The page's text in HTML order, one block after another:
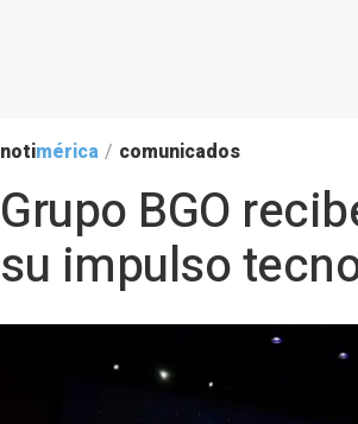
notimérica / comunicados
Grupo BGO
su impulso